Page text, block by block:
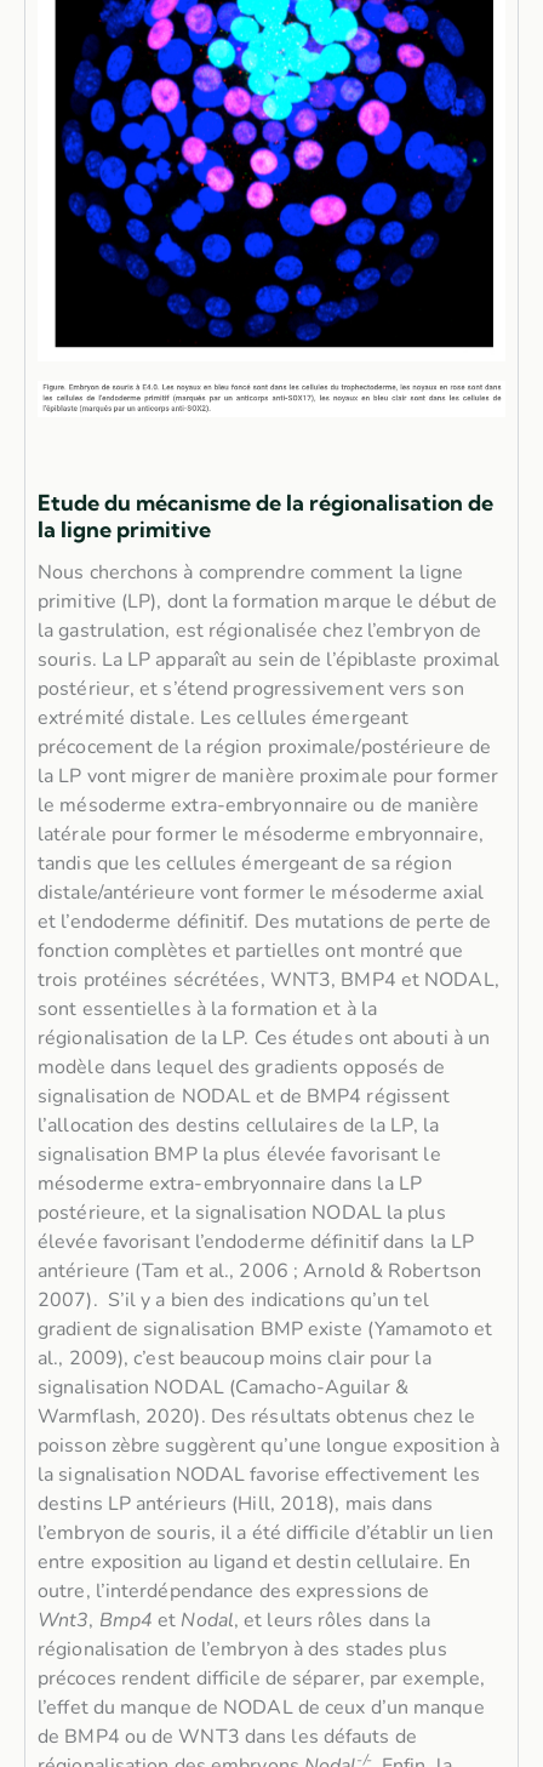
Etude du mécanisme de la régionalisation de
la ligne primitive
Nous cherchons à comprendre comment la ligne
primitive (LP), dont la formation marque le début de
la gastrulation, est régionalisée chez l’embryon de
souris. La LP apparaît au sein de l’épiblaste proximal
postérieur, et s’étend progressivement vers son
extrémité distale. Les cellules émergeant
précocement de la région proximale/postérieure de
la LP vont migrer de manière proximale pour former
le mésoderme extra-embryonnaire ou de manière
latérale pour former le mésoderme embryonnaire,
tandis que les cellules émergeant de sa région
distale/antérieure vont former le mésoderme axial
et l’endoderme définitif. Des mutations de perte de
fonction complètes et partielles ont montré que
trois protéines sécrétées, WNT3, BMP4 et NODAL,
sont essentielles à la formation et à la
régionalisation de la LP. Ces études ont abouti à un
modèle dans lequel des gradients opposés de
signalisation de NODAL et de BMP4 régissent
l’allocation des destins cellulaires de la LP, la
signalisation BMP la plus élevée favorisant le
mésoderme extra-embryonnaire dans la LP
postérieure, et la signalisation NODAL la plus
élevée favorisant l’endoderme définitif dans la LP
antérieure (Tam et al., 2006 ; Arnold & Robertson
2007). S’il y a bien des indications qu’un tel
gradient de signalisation BMP existe (Yamamoto et
al., 2009), c’est beaucoup moins clair pour la
signalisation NODAL (Camacho-Aguilar &
Warmflash, 2020). Des résultats obtenus chez le
poisson zèbre suggèrent qu’une longue exposition à
la signalisation NODAL favorise effectivement les
destins LP antérieurs (Hill, 2018), mais dans
l’embryon de souris, il a été difficile d’établir un lien
entre exposition au ligand et destin cellulaire. En
outre, l’interdépendance des expressions de
Wnt3, Bmp4 et Nodal, et leurs rôles dans la
régionalisation de l’embryon à des stades plus
précoces rendent difficile de séparer, par exemple,
l’effet du manque de NODAL de ceux d’un manque
de BMP4 ou de WNT3 dans les défauts de
-/-